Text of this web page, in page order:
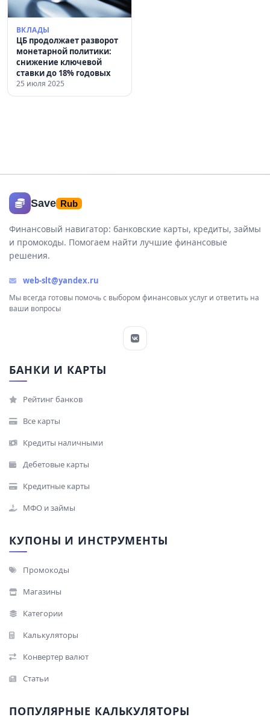
ВКЛАДЫ
ЦБ продолжает разворот
монетарной политики:
снижение ключевой
ставки до 18% годовых
25 июля 2025
Save Rub
Финансовый навигатор: банковские карты, кредиты, займы
и промокоды. Помогаем найти лучшие финансовые
решения.
web-slt@yandex.ru
Мы всегда готовы помочь с выбором финансовых услуг и ответить на
ваши вопросы
БАНКИ И КАРТЫ
Рейтинг банков
Все карты
Кредиты наличными
Дебетовые карты
Кредитные карты
МФО и займы
КУПОНЫ И ИНСТРУМЕНТЫ
Промокоды
Магазины
Категории
Калькуляторы
Конвертер валют
Статьи
ПОПУЛЯРНЫЕ КАЛЬКУЛЯТОРЫ